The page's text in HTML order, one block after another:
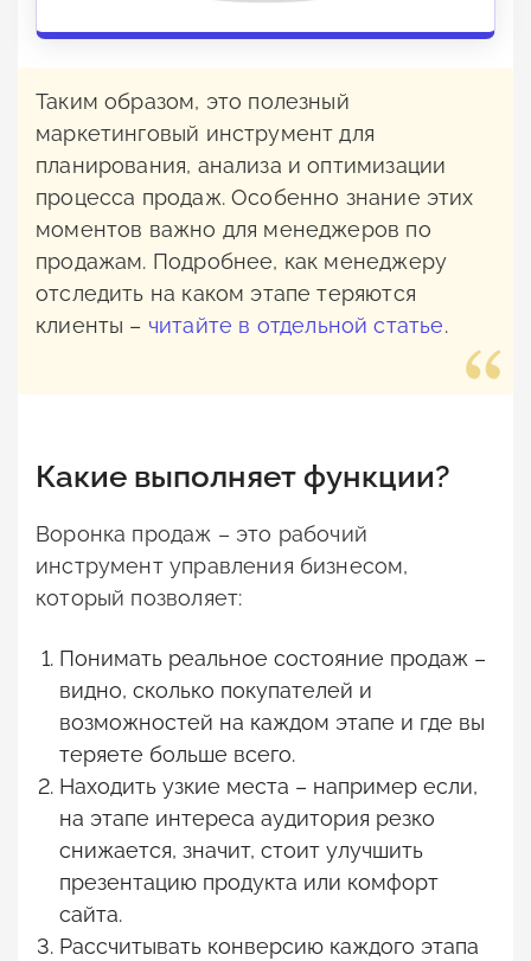
Таким образом, это полезный
маркетинговый инструмент для
планирования, анализа и оптимизации
процесса продаж. Особенно знание этих
моментов важно для менеджеров по
продажам. Подробнее, как менеджеру
отследить на каком этапе теряются
клиенты – читайте в отдельной статье.
Какие выполняет функции?
Воронка продаж – это рабочий
инструмент управления бизнесом,
который позволяет:
Понимать реальное состояние продаж –
видно, сколько покупателей и
возможностей на каждом этапе и где вы
теряете больше всего.
Находить узкие места – например если,
на этапе интереса аудитория резко
снижается, значит, стоит улучшить
презентацию продукта или комфорт
сайта.
Рассчитывать конверсию каждого этапа